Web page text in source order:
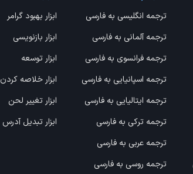
ترجمه انگلیسی به فارسی
ترجمه آلمانی به فارسی
ترجمه فرانسوی به فارسی
ترجمه اسپانیایی به فارسی
ترجمه ایتالیایی به فارسی
ترجمه ترکی به فارسی
ترجمه عربی به فارسی
ترجمه روسی به فارسی
ابزار بهبود گرامر
ابزار بازنویسی
ابزار توسعه
ابزار خلاصه کردن
ابزار تغییر لحن
ابزار تبدیل آدرس